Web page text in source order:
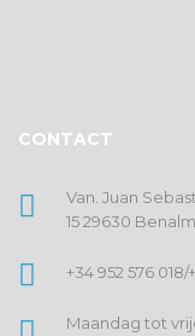
CONTACT
Van. Juan
15 29630
+34 952 576 018/
Maandag tot